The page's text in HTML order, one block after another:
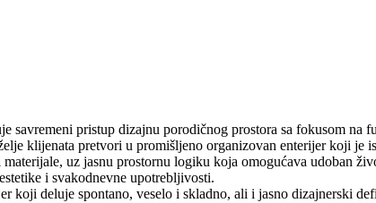
savremeni pristup dizajnu porodičnog prostora sa fokusom
klijenata pretvori u promišljeno organizovan enterijer koji je
uz jasnu prostornu logiku koja omogućava udoban
i svakodnevne upotrebljivosti.
koji deluje spontano, veselo i skladno, ali i jasno dizajnerski